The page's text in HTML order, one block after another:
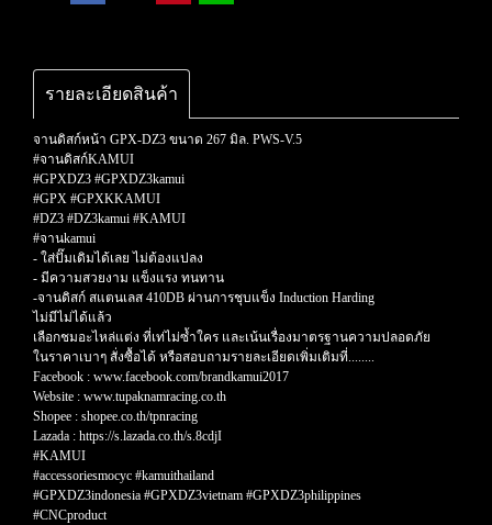
รายละเอียดสินค้า
จานดิสก์หน้า GPX-DZ3 ขนาด 267 มิล. PWS-V.5
#จานดิสก์KAMUI
#GPXDZ3 #GPXDZ3kamui
#GPX #GPXKKAMUI
#DZ3 #DZ3kamui #KAMUI
#จานkamui
- ใส่ปั๊มเดิมได้เลย ไม่ต้องแปลง
- มีความสวยงาม แข็งแรง ทนทาน
-จานดิสก์ สแตนเลส 410DB ผ่านการชุบแข็ง Induction Harding
ไม่มีไม่ได้แล้ว
เลือกชมอะไหล่แต่ง ที่เท่ไม่ซ้ำใคร และเน้นเรื่องมาตรฐานความปลอดภัย
ในราคาเบาๆ สั่งซื้อได้ หรือสอบถามรายละเอียดเพิ่มเติมที่........
Facebook : www.facebook.com/brandkamui2017
Website : www.tupaknamracing.co.th
Shopee : shopee.co.th/tpnracing
Lazada : https://s.lazada.co.th/s.8cdjI
#KAMUI
#accessoriesmocyc #kamuithailand
#GPXDZ3indonesia #GPXDZ3vietnam #GPXDZ3philippines
#CNCproduct